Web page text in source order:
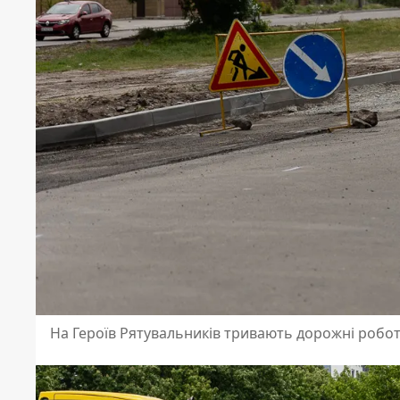
На Героїв Рятувальників тривають дорожні